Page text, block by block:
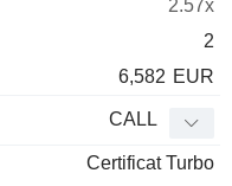
2.57x
2
6,582 EUR
CALL
Certificat Turbo